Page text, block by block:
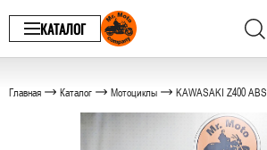
КАТАЛОГ
Главная Каталог Мотоциклы KAWASAKI Z400 ABS